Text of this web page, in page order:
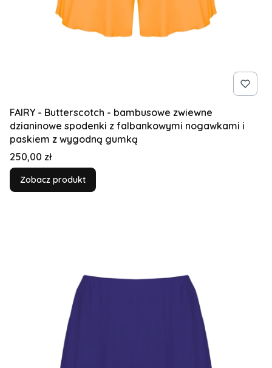
FAIRY - Butterscotch - bambusowe zwiewne
dzianinowe spodenki z falbankowymi nogawkami i
paskiem z wygodną gumką
Cena
250,00 zł
Zobacz produkt